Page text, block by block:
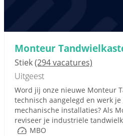
Monteur
Stiek(294 vacatures)
Uitgeest
Word jij onze nieuwe Monteur
technisch aangelegd en werk
mechanische installaties? Als
reviseer je industriële
MBO